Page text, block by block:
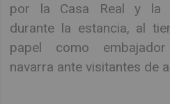
por la Casa Real y la
durante la estancia, al
papel como
navarra ante visitantes de